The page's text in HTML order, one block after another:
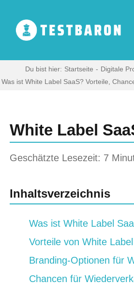
springen
Start
Haushaltsgeräte
Blog
Du bist hier: Startseite
Digitale
Was ist White Label SaaS? Vorteile,
BildWhite Label
Geschätzte Lesezeit: 7
Inhaltsverzeichnis
Was ist White Label
Vorteile von White
Branding-Optionen für
Chancen für